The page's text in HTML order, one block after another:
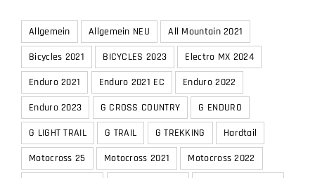
KATEGORIEN
Allgemein Allgemein NEU
All Mountain 2021
Bicycles 2021
BICYCLES 2023
Electro MX 2024
Enduro 2021
Enduro 2021 EC
Enduro 2022
Enduro 2023
G CROSS COUNTRY
G ENDURO
G LIGHT TRAIL
G TRAIL G TREKKING
Hardtail